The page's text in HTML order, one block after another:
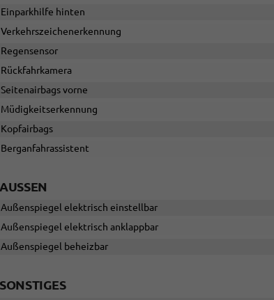
Einparkhilfe hinten
Verkehrszeichenerkennung
Regensensor
Rückfahrkamera
Seitenairbags vorne
Müdigkeitserkennung
Kopfairbags
Berganfahrassistent
AUSSEN
Außenspiegel elektrisch einstellbar
Außenspiegel elektrisch anklappbar
Außenspiegel beheizbar
SONSTIGES